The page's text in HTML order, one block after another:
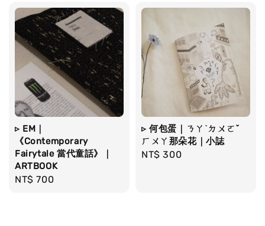
▹ EM｜
《Contemporary
Fairytale 當代童話》｜
ARTBOOK
Regular
NT$ 700
▹ 何包蛋｜ㄋㄚˋㄉㄨㄛˇ
ㄏㄨㄚ那朵花｜小誌
Regular
NT$ 300